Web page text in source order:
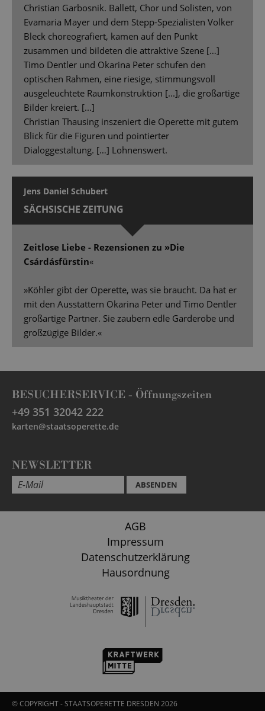
Christian Garbosnik. Ballett, Chor und Solisten, von
Evamaria Mayer und dem Stepp-Spezialisten Volker
Bleck choreografiert, kamen auf den Punkt
zusammen und bildeten die attraktive Szene […]
Timo Dentler und Okarina Peter schufen den
optischen Rahmen, eine riesige, stimmungsvoll
ausgeleuchtete Raumkonstruktion [...], die großartige
Bilder kreiert. [...]
Christian Thausing inszeniert die Operette mit gutem
Blick für die Figuren und pointierter
Dialoggestaltung. […] Lohnenswert.
Jens Daniel Schubert
SÄCHSISCHE ZEITUNG
Zeitlose Liebe - Rezensionen zu »Die
Csárdásfürstin«
»Köhler gibt der Operette, was sie braucht. Da hat er
mit den Ausstattern Okarina Peter und Timo Dentler
großartige Partner. Sie zaubern edle Garderobe und
großzügige Bilder.«
BESUCHERSERVICE - Öffnungszeiten
+49 351 32042 222
karten@staatsoperette.de
NEWSLETTER
ABSENDEN
AGB
Impressum
Datenschutzerklärung
Hausordnung
© COPYRIGHT - STAATSOPERETTE DRESDEN 2026